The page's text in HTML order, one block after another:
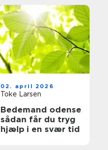
02. april 2026
Toke Larsen
Bedemand odense
sådan får du tryg
hjælp i en svær tid